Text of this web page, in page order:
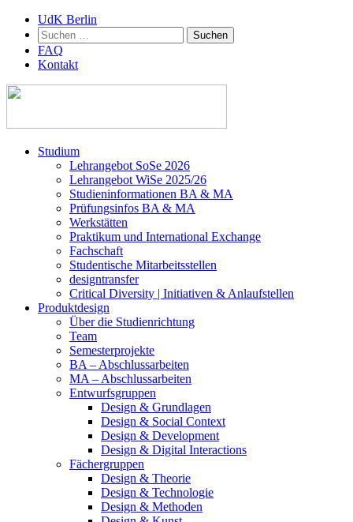
UdK Berlin
Suchen
nach:
FAQ
Kontakt
Inhalt
Studium
Lehrangebot SoSe 2026
Lehrangebot WiSe 2025/26
Studieninformationen ­BA & MA
Prüfungsinfos BA & MA
Werkstätten
Praktikum und International Exchange
Fachschaft
Studentische Mitarbeitsstellen
designtransfer
Critical Diversity | Initiativen & Anlaufstellen
Produktdesign
Über die Studienrichtung
Team
Semesterprojekte
BA – Abschlussarbeiten
MA – Abschlussarbeiten
Entwurfsgruppen
Design & Grundlagen
Design & Social Context
Design & Development
Design & Digital Interactions
Fächergruppen
Design & Theorie
Design & Technologie
Design & Methoden